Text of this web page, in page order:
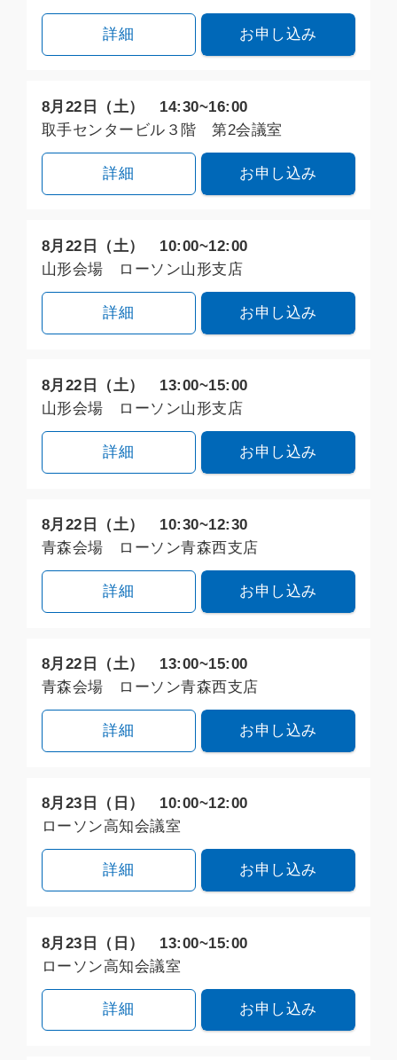
詳細 お申し込み
8月22日（土） 14:30~16:00
取手センタービル３階 第2会議室
詳細 お申し込み
8月22日（土） 10:00~12:00
山形会場 ローソン山形支店
詳細 お申し込み
8月22日（土） 13:00~15:00
山形会場 ローソン山形支店
詳細 お申し込み
8月22日（土） 10:30~12:30
青森会場 ローソン青森西支店
詳細 お申し込み
8月22日（土） 13:00~15:00
青森会場 ローソン青森西支店
詳細 お申し込み
8月23日（日） 10:00~12:00
ローソン高知会議室
詳細 お申し込み
8月23日（日） 13:00~15:00
ローソン高知会議室
詳細 お申し込み